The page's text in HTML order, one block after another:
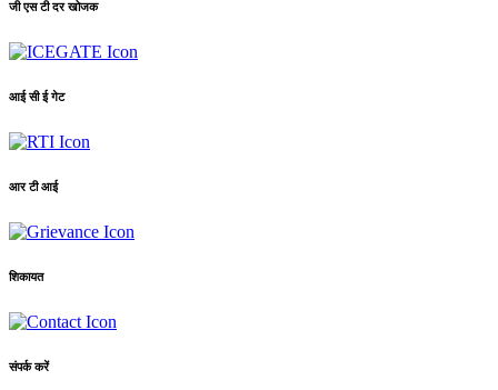
जी एस टी दर खोजक
आई सी ई गेट
आर टी आई
शिकायत
संपर्क करें